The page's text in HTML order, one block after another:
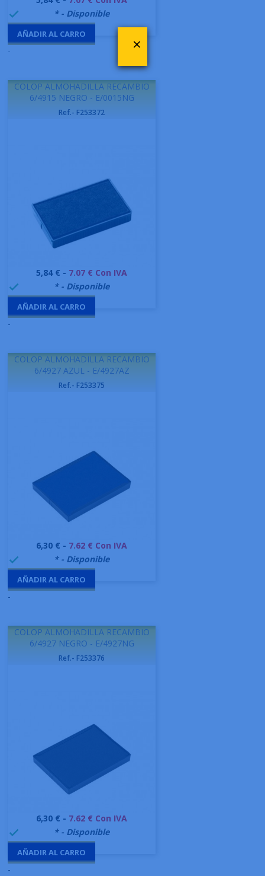
 * - Disponible
AÑADIR AL CARRO
-
COLOP ALMOHADILLA RECAMBIO
6/4915 NEGRO - E/0015NG
Ref.- F253372
Precio
5,84 € - 7.07 € Con IVA
 * - Disponible
AÑADIR AL CARRO
-
COLOP ALMOHADILLA RECAMBIO
6/4927 AZUL - E/4927AZ
Ref.- F253375
Precio
6,30 € - 7.62 € Con IVA
 * - Disponible
AÑADIR AL CARRO
-
COLOP ALMOHADILLA RECAMBIO
6/4927 NEGRO - E/4927NG
Ref.- F253376
Precio
6,30 € - 7.62 € Con IVA
 * - Disponible
AÑADIR AL CARRO
-
×